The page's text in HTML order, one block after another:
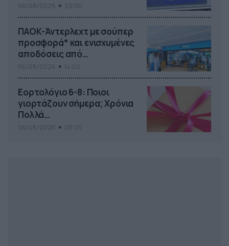
ΠΑΟΚ-Άντερλεχτ με σούπερ
προσφορά* και ενισχυμένες
αποδόσεις από
το Pamestoixima.gr
Εορτολόγιο 6-8: Ποιοι
γιορτάζουν σήμερα; Χρόνια
Πολλά…